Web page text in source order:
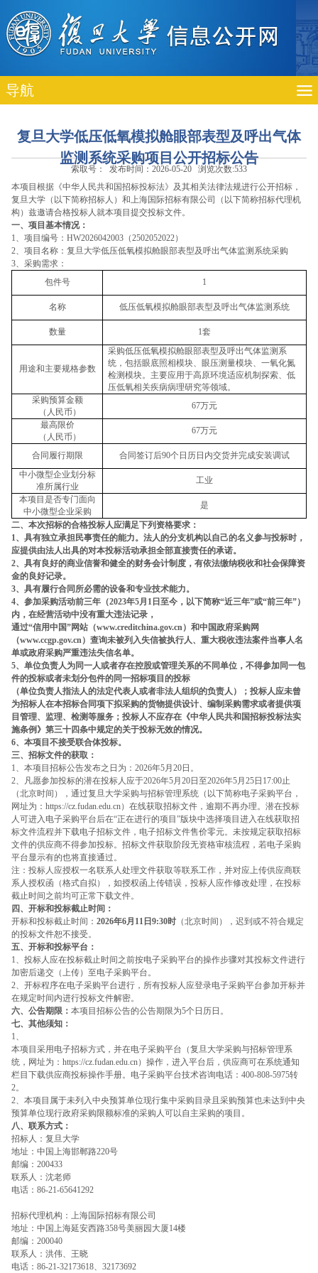
导航
复旦大学低压低氧模拟舱眼部表型及呼出气体
监测系统采购项目公开招标公告
索取号： 发布时间：2026-05-20 浏览次数:533
本项目根据《中华人民共和国招标投标法》及其相关法律法规进行公开招标，
复旦大学（以下简称招标人）和上海国际招标有限公司（以下简称招标代理机
构）兹邀请合格投标人就本项目提交投标文件。
一、项目基本情况：
1、项目编号： HW2026042003 （2502052022）
2、项目名称：复旦大学低压低氧模拟舱眼部表型及呼出气体监测系统采购
3、采购需求：
包件号
1
名称 低压低氧模拟舱眼部表型及呼出气体监测系统
数量 1套
用途和主要规格参数
采购低压低氧模拟舱眼部表型及呼出气体监测系
统，包括眼底照相模块、眼压测量模块、一氧化氮
检测模块。主要应用于高原环境适应机制探索、低
压低氧相关疾病病理研究等领域。
采购预算金额
（人民币）
67万元
最高限价
（人民币）
67万元
合同履行期限 合同签订后90个日历日内交货并完成安装调试
中小微型企业划分标
准所属行业
工业
本项目是否专门面向
中小微型企业采购
是
二、本次招标的合格投标人应满足下列资格要求：
1、具有独立承担民事责任的能力。法人的分支机构以自己的名义参与投标时，
应提供由法人出具的对本投标活动承担全部直接责任的承诺。
2、具有良好的商业信誉和健全的财务会计制度，有依法缴纳税收和社会保障资
金的良好记录。
3、具有履行合同所必需的设备和专业技术能力。
4、参加采购活动前三年（2023年5月 1 日至今，以下简称“近三年”或“前三年”）
内，在经营活动中没有重大违法记录，
通过“信用中国”网站（www.creditchina.gov.cn）和中国政府采购网
（www.ccgp.gov.cn）查询未被列入失信被执行人、重大税收违法案件当事人名
单或政府采购严重违法失信名单。
5、单位负责人为同一人或者存在控股或管理关系的不同单位，不得参加同一包
件的投标或者未划分包件的同一招标项目的投标
（单位负责人指法人的法定代表人或者非法人组织的负责人）；投标人应未曾
为招标人在本招标合同项下拟采购的货物提供设计、编制采购需求或者提供项
目管理、监理、检测等服务；投标人不应存在《中华人民共和国招标投标法实
施条例》第三十四条中规定的关于投标无效的情况。
6、本项目不接受联合体投标。
三、招标文件的获取：
1、本项目招标公告发布之日为： 2026年5月 20日。
2、凡愿参加投标的潜在投标人应于2026年5月 20日至2026年5月 25日 17:00止
（北京时间），通过复旦大学采购与招标管理系统（以下简称电子采购平台，
网址为： https://cz.fudan.edu.cn）在线获取招标文件，逾期不再办理。潜在投标
人可进入电子采购平台后在“正在进行的项目 ”版块中选择项目进入在线获取招
标文件流程并下载电子招标文件，电子招标文件售价零元。未按规定获取招标
文件的供应商不得参加投标。招标文件获取阶段无资格审核流程，若电子采购
平台显示有的也将直接通过。
注：投标人应授权一名联系人处理文件获取等联系工作，并对应上传供应商联
系人授权函（格式自拟），如授权函上传错误，投标人应作修改处理，在投标
截止时间之前均可正常下载文件。
四、开标和投标截止时间：
开标和投标截止时间： 2026年6月 11 日 9:30时 （北京时间），迟到或不符合规定
的投标文件恕不接受。
五、开标和投标平台：
1、投标人应在投标截止时间之前按电子采购平台的操作步骤对其投标文件进行
加密后递交（上传）至电子采购平台。
2、开标程序在电子采购平台进行，所有投标人应登录电子采购平台参加开标并
在规定时间内进行投标文件解密。
六、公告期限： 本项目招标公告的公告期限为5个日历日。
七、其他须知：
1、
本项目采用电子招标方式，并在电子采购平台（复旦大学采购与招标管理系
统，网址为： https://cz.fudan.edu.cn）操作，进入平台后，供应商可在系统通知
栏目下载供应商投标操作手册。电子采购平台技术咨询电话： 400-808-5975转
2。
2、本项目属于未列入中央预算单位现行集中采购目录且采购预算也未达到中央
预算单位现行政府采购限额标准的采购人可以自主采购的项目。
八、联系方式：
招标人：复旦大学
地址：中国上海邯郸路220号
邮编： 200433
联系人：沈老师
电话： 86-21-65641292
招标代理机构：上海国际招标有限公司
地址：中国上海延安西路358号美丽园大厦14楼
邮编： 200040
联系人：洪伟、王晓
电话： 86-21-32173618、 32173692